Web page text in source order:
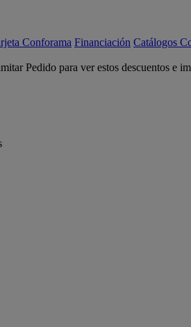
Conforama Financiación Catálogos
Pedido para ver estos descuentos e